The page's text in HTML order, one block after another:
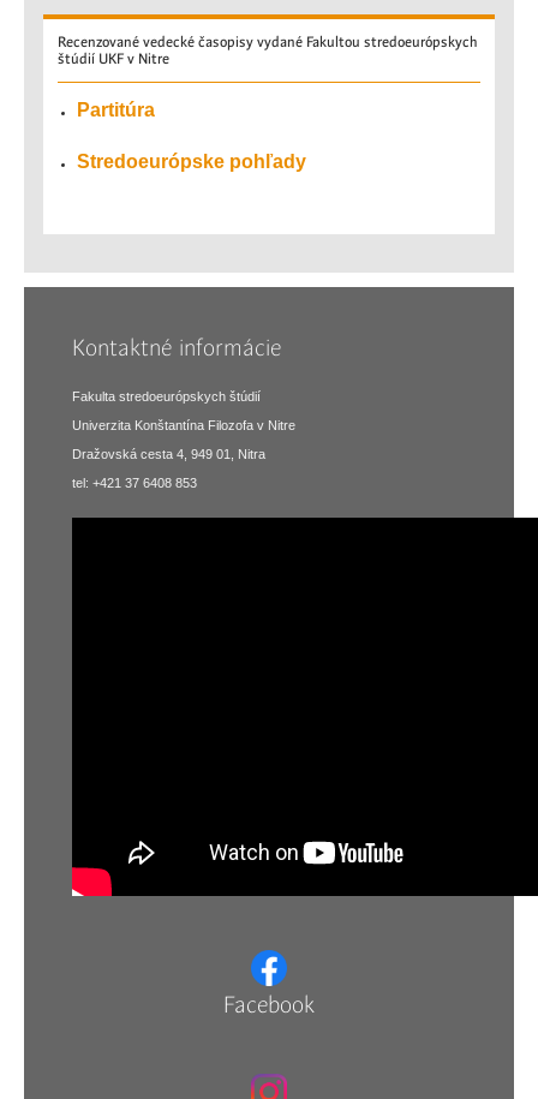
Recenzované vedecké časopisy vydané Fakultou stredoeurópskych
štúdií UKF v Nitre
Partitúra
Stredoeurópske pohľady
Kontaktné informácie
Fakulta stredoeurópskych štúdií
Univerzita Konštantína Filozofa v Nitre
Dražovská cesta 4, 949 01, Nitra
tel: +421 37 6408 853
Facebook